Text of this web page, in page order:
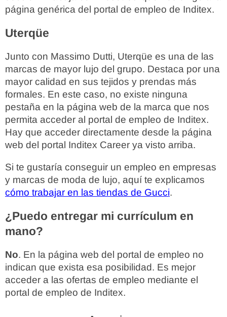
página genérica del portal de empleo de Inditex.
Uterqüe
Junto con Massimo Dutti, Uterqüe es una de las
marcas de mayor lujo del grupo. Destaca por una
mayor calidad en sus tejidos y prendas más
formales. En este caso, no existe ninguna
pestaña en la página web de la marca que nos
permita acceder al portal de empleo de Inditex.
Hay que acceder directamente desde la página
web del portal Inditex Career ya visto arriba.
Si te gustaría conseguir un empleo en empresas
y marcas de moda de lujo, aquí te explicamos
cómo trabajar en las tiendas de Gucci.
¿Puedo entregar mi currículum en
mano?
No. En la página web del portal de empleo no
indican que exista esa posibilidad. Es mejor
acceder a las ofertas de empleo mediante el
portal de empleo de Inditex.